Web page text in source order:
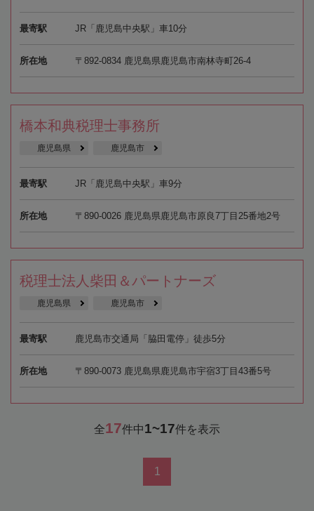
最寄駅 JR「鹿児島中央駅」車10分
所在地 〒892-0834 鹿児島県鹿児島市南林寺町26-4
橋本和典税理士事務所
鹿児島県 鹿児島市
最寄駅 JR「鹿児島中央駅」車9分
所在地 〒890-0026 鹿児島県鹿児島市原良7丁目25番地2号
税理士法人柴田＆パートナーズ
鹿児島県 鹿児島市
最寄駅 鹿児島市交通局「脇田電停」徒歩5分
所在地 〒890-0073 鹿児島県鹿児島市宇宿3丁目43番5号
全17件中1~17件を表示
1